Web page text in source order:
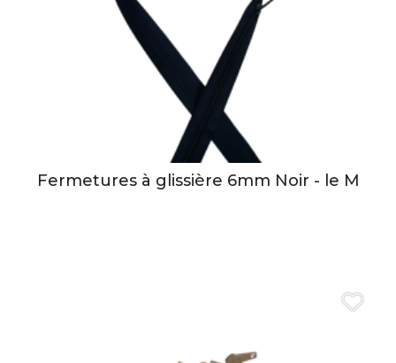
Fermetures à glissière 6mm Noir - le M